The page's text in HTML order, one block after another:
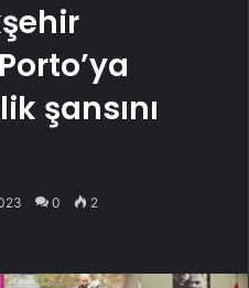
şansını
0 2